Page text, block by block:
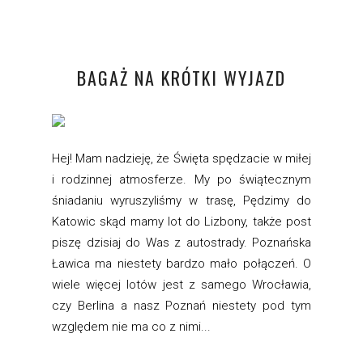
BAGAŻ NA KRÓTKI WYJAZD
Hej! Mam nadzieję, że Święta spędzacie w miłej
i rodzinnej atmosferze. My po świątecznym
śniadaniu wyruszyliśmy w trasę, Pędzimy do
Katowic skąd mamy lot do Lizbony, także post
piszę dzisiaj do Was z autostrady. Poznańska
Ławica ma niestety bardzo mało połączeń. O
wiele więcej lotów jest z samego Wrocławia,
czy Berlina a nasz Poznań niestety pod tym
względem nie ma co z nimi...